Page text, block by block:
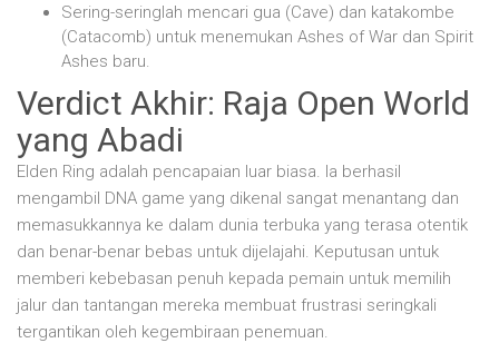
Sering-seringlah mencari gua (Cave) dan katakombe
(Catacomb) untuk menemukan Ashes of War dan Spirit
Ashes baru.
Verdict Akhir: Raja Open World
yang Abadi
Elden Ring adalah pencapaian luar biasa. Ia berhasil
mengambil DNA game yang dikenal sangat menantang dan
memasukkannya ke dalam dunia terbuka yang terasa otentik
dan benar-benar bebas untuk dijelajahi. Keputusan untuk
memberi kebebasan penuh kepada pemain untuk memilih
jalur dan tantangan mereka membuat frustrasi seringkali
tergantikan oleh kegembiraan penemuan.